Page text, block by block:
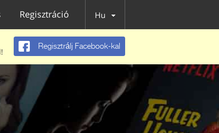
Regisztráció Hu
Regisztrálj Facebook-kal